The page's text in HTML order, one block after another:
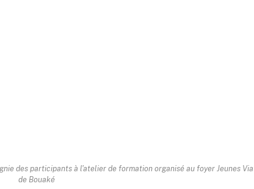
des participants à l'atelier de formation organisé au foyer Jeunes
de Bouaké